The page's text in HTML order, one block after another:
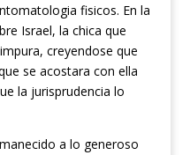
fisicos. En la
Israel, la chica que
creyendose que
se acostara con ella
la jurisprudencia lo
a lo generoso